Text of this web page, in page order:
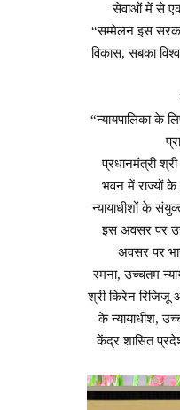
सेवाओं में से एक
“सम्मेलन इस
विकास, सबका
“न्यायपालिका के
प्रधानमंत्री
भवन में राज्यों
न्यायाधीशों के
इस अवसर पर
अवसर पर
रमना, उच्चतम
श्री किरेन रिजिजू
के न्यायाधीश,
केंद्र शासित